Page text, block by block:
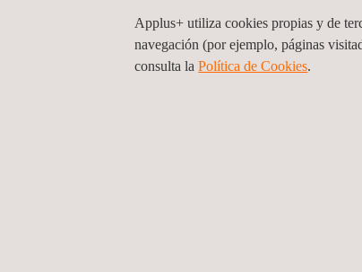
contestar, es capaz de escalar las
El proceso de digitalización de Applus+
vanguardia, siempre con el objetivo de
Applus+ utiliza cookies propias y de
navegación (por ejemplo, páginas
consulta laPolítica de Cookies.